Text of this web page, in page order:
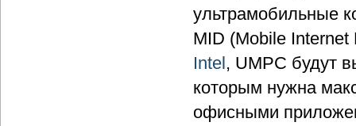
ультрамобильные
MID (Mobile
Intel, UMPC будут
которым нужна
офисными